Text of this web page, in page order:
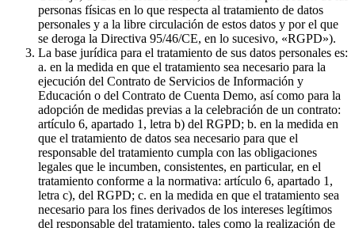
personas físicas en lo que respecta al tratamiento de datos
personales y a la libre circulación de estos datos y por el que
se deroga la Directiva 95/46/CE, en lo sucesivo, «RGPD»).
La base jurídica para el tratamiento de sus datos personales es:
a. en la medida en que el tratamiento sea necesario para la
ejecución del Contrato de Servicios de Información y
Educación o del Contrato de Cuenta Demo, así como para la
adopción de medidas previas a la celebración de un contrato:
artículo 6, apartado 1, letra b) del RGPD; b. en la medida en
que el tratamiento de datos sea necesario para que el
responsable del tratamiento cumpla con las obligaciones
legales que le incumben, consistentes, en particular, en el
tratamiento conforme a la normativa: artículo 6, apartado 1,
letra c), del RGPD; c. en la medida en que el tratamiento sea
necesario para los fines derivados de los intereses legítimos
del responsable del tratamiento, tales como la realización de